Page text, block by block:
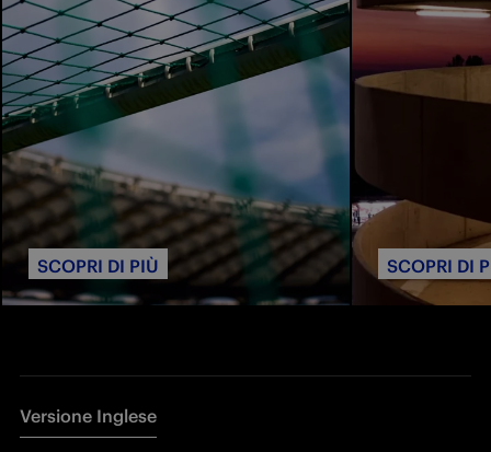
SCOPRI DI PIÙ SCOPRI DI
Versione Inglese